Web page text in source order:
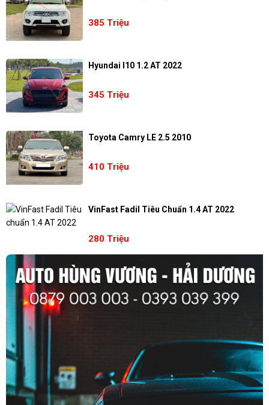
385 Triệu
Hyundai I10 1.2 AT 2022
345 Triệu
Toyota Camry LE 2.5 2010
410 Triệu
VinFast Fadil Tiêu Chuẩn 1.4 AT 2022
280 Triệu